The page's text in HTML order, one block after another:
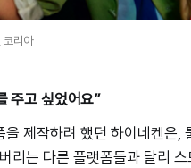
리아
주고 싶었어요”
제작하려 했던 하이네켄은,
리는 다른 플랫폼들과 달리